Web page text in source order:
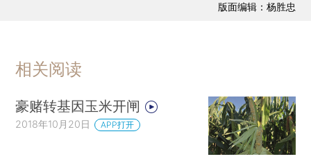
版面编辑：杨胜忠
相关阅读
豪赌转基因玉米开闸
2018年10月20日 APP打开